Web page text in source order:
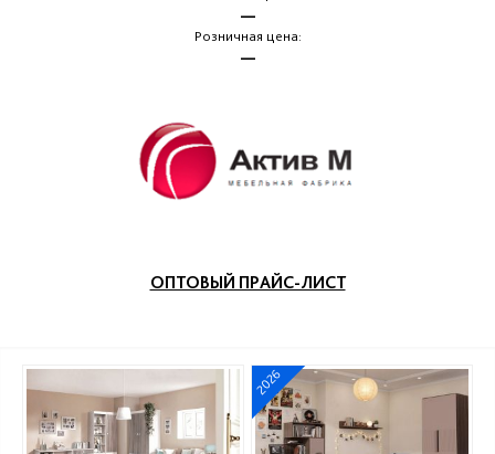
—
Розничная цена:
—
ОПТОВЫЙ ПРАЙС-ЛИСТ
2026